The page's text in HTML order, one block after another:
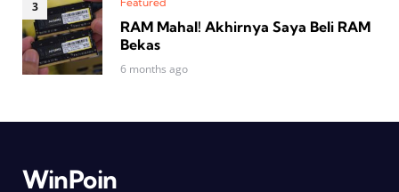
RAM Mahal! Akhirnya Saya Beli RAM
Bekas
6 months ago
WinPoin